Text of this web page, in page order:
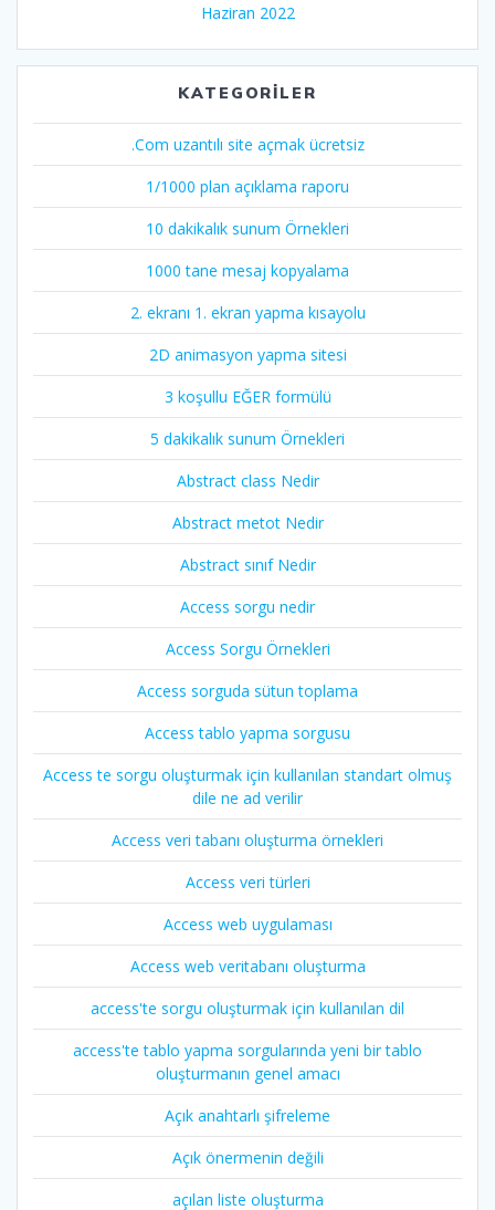
Haziran 2022
KATEGORILER
.Com uzantılı site açmak ücretsiz
1/1000 plan açıklama raporu
10 dakikalık sunum Örnekleri
1000 tane mesaj kopyalama
2. ekranı 1. ekran yapma kısayolu
2D animasyon yapma sitesi
3 koşullu EĞER formülü
5 dakikalık sunum Örnekleri
Abstract class Nedir
Abstract metot Nedir
Abstract sınıf Nedir
Access sorgu nedir
Access Sorgu Örnekleri
Access sorguda sütun toplama
Access tablo yapma sorgusu
Access te sorgu oluşturmak için kullanılan standart olmuş
dile ne ad verilir
Access veri tabanı oluşturma örnekleri
Access veri türleri
Access web uygulaması
Access web veritabanı oluşturma
access'te sorgu oluşturmak için kullanılan dil
access'te tablo yapma sorgularında yeni bir tablo
oluşturmanın genel amacı
Açık anahtarlı şifreleme
Açık önermenin değili
açılan liste oluşturma